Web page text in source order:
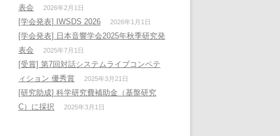
表会
2026年2月1日
[学会発表] IWSDS 2026 2026年1月1日
[学会発表] 日本音響学会2025年秋季研究発
表会
2025年7月1日
[受賞] 第7回対話システムライブコンペテ
ィション 優秀賞
2025年3月21日
[研究助成] 科学研究費補助金（基盤研究
C）に採択
2025年3月1日